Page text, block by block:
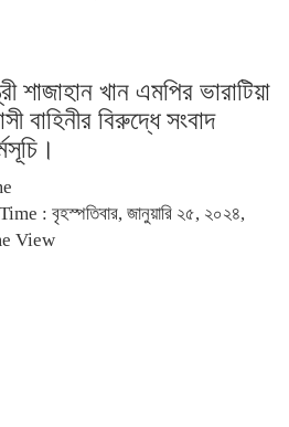
শাজাহান খান এমপির ভারাটিয়া
বাহিনীর বিরুদ্ধে সংবাদ
: বৃহস্পতিবার, জানুয়ারি ২৫, ২০২৪,
View